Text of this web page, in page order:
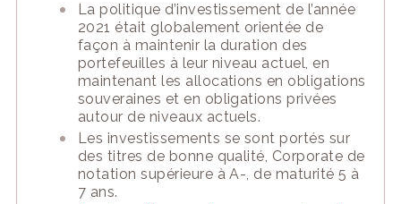
La politique d’investissement de l’année
2021 était globalement orientée de
façon à maintenir la duration des
portefeuilles à leur niveau actuel, en
maintenant les allocations en obligations
souveraines et en obligations privées
autour de niveaux actuels.
Les investissements se sont portés sur
des titres de bonne qualité, Corporate de
notation supérieure à A-, de maturité 5 à
7 ans.